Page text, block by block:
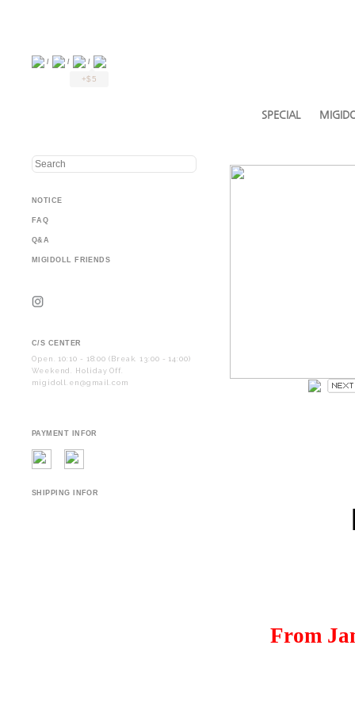
/ / /
+$5
NOTICE
FAQ
Q&A
MIGIDOLL FRIENDS
C/S CENTER
Open. 10:10 - 18:00 (Break. 13:00 - 14:00)
Weekend. Holiday Off.
migidoll.en@gmail.com
PAYMENT INFOR
SHIPPING INFOR
SPECIAL
From